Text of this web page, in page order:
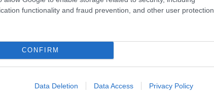
functionality and fraud prevention, and other user protection.
CONFIRM
Data Deletion Data Access Privacy Policy